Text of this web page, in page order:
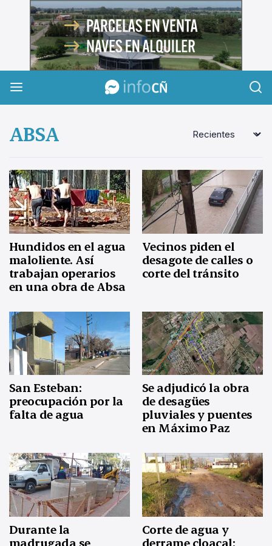
InfoCañuelas
ABSA
Hundidos en el agua
maloliente. Así
trabajan operarios
en una obra de Absa
Vecinos piden el
desagote de calles o
corte del tránsito
San Esteban:
preocupación por la
falta de agua
Se adjudicó la obra
de desagües
pluviales y puentes
en Máximo Paz
Durante la
madrugada se
Corte de agua y
derrame cloacal: